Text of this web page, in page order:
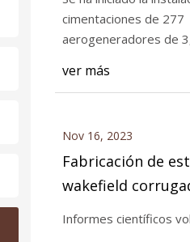
cimentaciones de 277
aerogeneradores de
ver más
Nov 16, 2023
Fabricación de
wakefield
prueba de alta
Informes científicos